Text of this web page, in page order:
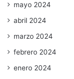
mayo 2024
abril 2024
marzo 2024
febrero 2024
enero 2024